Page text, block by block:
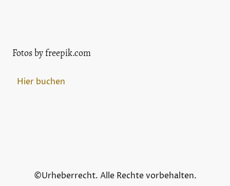
Fotos by freepik.com
Hier buchen
©Urheberrecht. Alle Rechte vorbehalten.